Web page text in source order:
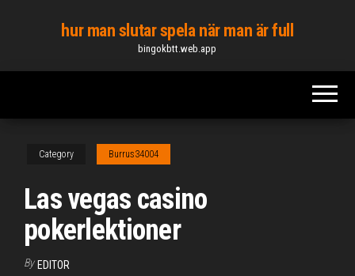
content
hur man slutar spela när man är full
bingokbtt.web.app
Category Burrus34004
Las vegas casino
pokerlektioner
By EDITOR